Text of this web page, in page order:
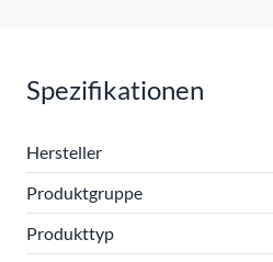
Spezifikationen
Hersteller
Produktgruppe
Produkttyp